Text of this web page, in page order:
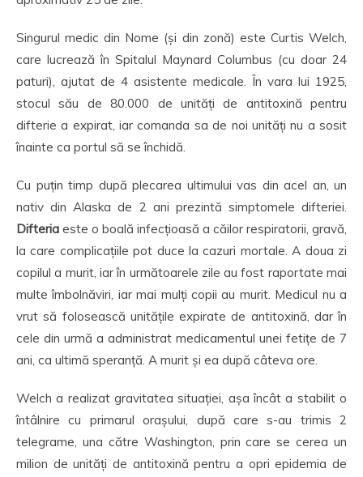
Singurul medic din Nome (și din zonă) este Curtis Welch,
care lucrează în Spitalul Maynard Columbus (cu doar 24
paturi), ajutat de 4 asistente medicale. În vara lui 1925,
stocul său de 80.000 de unități de antitoxină pentru
difterie a expirat, iar comanda sa de noi unități nu a sosit
înainte ca portul să se închidă.
Cu puțin timp după plecarea ultimului vas din acel an, un
nativ din Alaska de 2 ani prezintă simptomele difteriei.
Difteria este o boală infecțioasă a căilor respiratorii, gravă,
la care complicațiile pot duce la cazuri mortale. A doua zi
copilul a murit, iar în următoarele zile au fost raportate mai
multe îmbolnăviri, iar mai mulți copii au murit. Medicul nu a
vrut să folosească unitățile expirate de antitoxină, dar în
cele din urmă a administrat medicamentul unei fetițe de 7
ani, ca ultimă speranță. A murit și ea după câteva ore.
Welch a realizat gravitatea situației, așa încât a stabilit o
întâlnire cu primarul orașului, după care s-au trimis 2
telegrame, una către Washington, prin care se cerea un
milion de unități de antitoxină pentru a opri epidemia de